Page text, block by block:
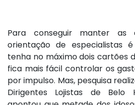
Para conseguir manter
orientação de especialistas
tenha no máximo dois cartões
fica mais fácil controlar os
por impulso. Mas, pesquisa
Dirigentes Lojistas de Belo